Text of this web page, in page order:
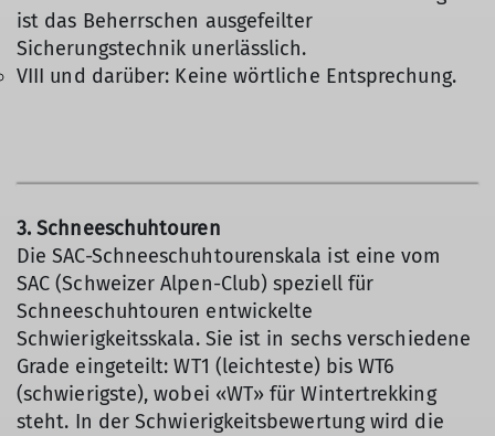
ist das Beherrschen ausgefeilter
Sicherungstechnik unerlässlich.
VIII und darüber: Keine wörtliche Entsprechung.
3. Schneeschuhtouren
Die SAC-Schneeschuhtourenskala ist eine vom
SAC (Schweizer Alpen-Club) speziell für
Schneeschuhtouren entwickelte
Schwierigkeitsskala. Sie ist in sechs verschiedene
Grade eingeteilt: WT1 (leichteste) bis WT6
(schwierigste), wobei «WT» für Wintertrekking
steht. In der Schwierigkeitsbewertung wird die